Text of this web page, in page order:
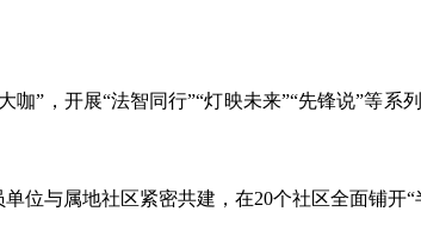
咖”，开展“法智同行”“灯映未来”“先锋说”等
位与属地社区紧密共建，在20个社区全面铺开